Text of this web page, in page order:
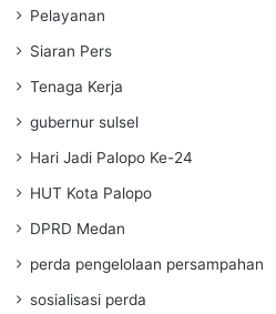
Pelayanan
Siaran Pers
Tenaga Kerja
gubernur sulsel
Hari Jadi Palopo Ke-24
HUT Kota Palopo
DPRD Medan
perda pengelolaan persampahan
sosialisasi perda